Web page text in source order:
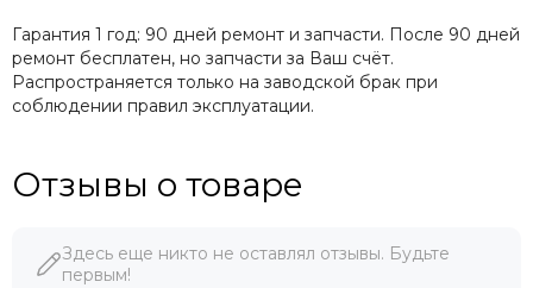
Гарантия 1 год: 90 дней ремонт и запчасти. После 90 дней
ремонт бесплатен, но запчасти за Ваш счёт.
Распространяется только на заводской брак при
соблюдении правил эксплуатации.
Отзывы о товаре
Здесь еще никто не оставлял отзывы. Будьте
первым!